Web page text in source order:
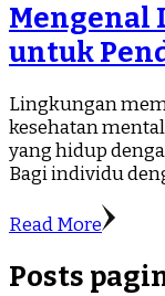
Mengenal
untuk
Lingkungan
kesehatan
yang hidup
Bagi individu
Read More
Posts